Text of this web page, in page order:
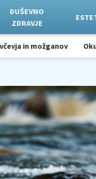
DUŠEVNO
ZDRAVJE
in možganov